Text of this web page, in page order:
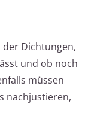
Dichtungen,
und ob noch
müssen
nachjustieren,